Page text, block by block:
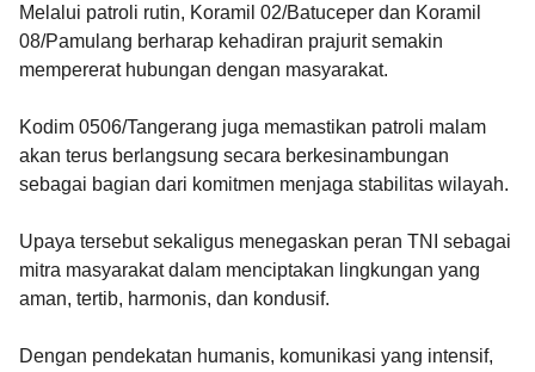
Melalui patroli rutin, Koramil 02/Batuceper dan Koramil
08/Pamulang berharap kehadiran prajurit semakin
mempererat hubungan dengan masyarakat.
Kodim 0506/Tangerang juga memastikan patroli malam
akan terus berlangsung secara berkesinambungan
sebagai bagian dari komitmen menjaga stabilitas wilayah.
Upaya tersebut sekaligus menegaskan peran TNI sebagai
mitra masyarakat dalam menciptakan lingkungan yang
aman, tertib, harmonis, dan kondusif.
Dengan pendekatan humanis, komunikasi yang intensif,